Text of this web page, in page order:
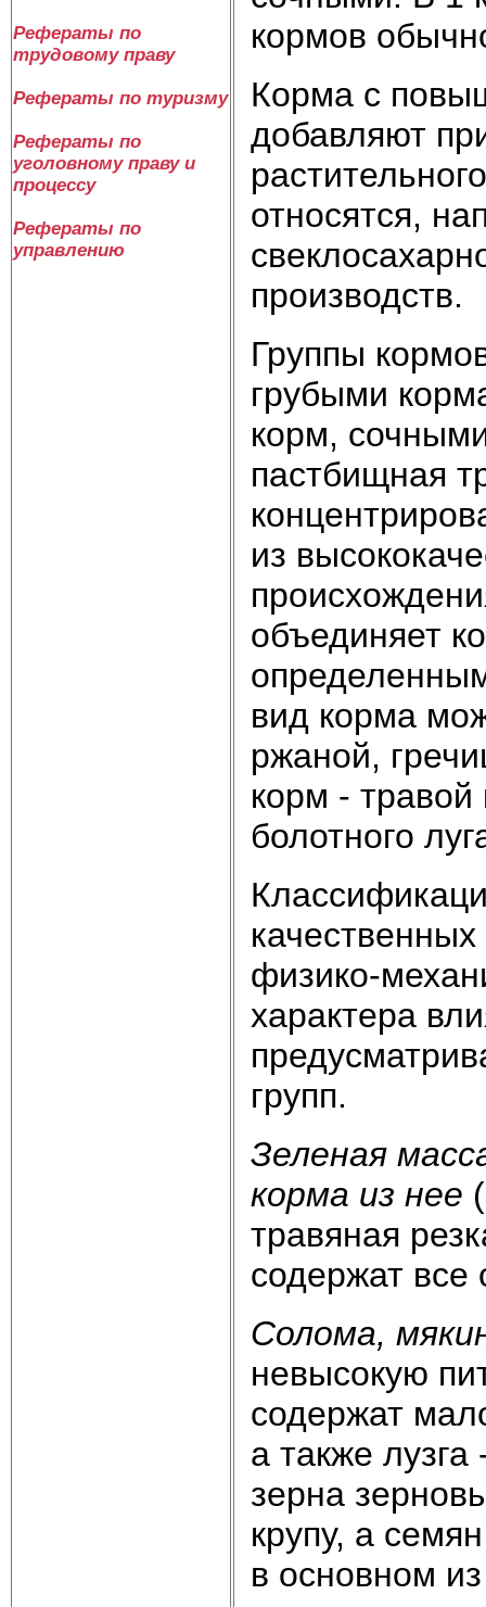
Рефераты по
трудовому праву
Рефераты по туризму
Рефераты по
уголовному праву и
процессу
Рефераты по
управлению
кормов
Корма с
добавляют
относятся,
производств.
Группы
грубыми
корм,
пастбищная
из
объединяет
вид корма
ржаной,
корм - травой
болотного
физико-
характера
групп.
Зеленая
корма из нее
травяная
содержат
Солома,
невысокую
содержат
а также
зерна
крупу, а
в основном